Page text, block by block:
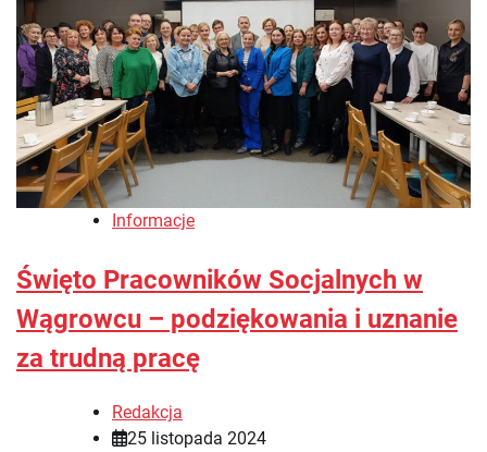
Informacje
Święto Pracowników Socjalnych w
Wągrowcu – podziękowania i uznanie
za trudną pracę
Redakcja
25 listopada 2024